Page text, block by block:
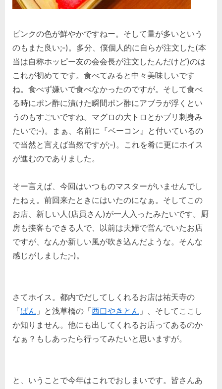
ピンクの色が鮮やかですねー。そして量が多いという
のもまた良い;-)。多分、僕個人的に自らが注文した(本
当は自称ホッピー友の会会長が注文したんだけど)のは
これが初めてです。食べてみると中々美味しいです
ね。食べず嫌いで食べなかったのですが。そして食べ
る時にポン酢に漬けた瞬間ポン酢にアブラが浮くとい
うのもすごいですね。マグロの大トロとかブリ刺身み
たいで;-)。まぁ、名前に『ベーコン』と付いているの
で当然と言えば当然ですが;-)。これを肴に更にホイス
が進むのでありました。
そー言えば、今回はいつものマスターがいませんでし
たねぇ。前回来たときにはいたのになぁ。そしてこの
お店、新しい人(店員さん)が一人入ったみたいです。厨
房も接客もできる人で、以前は夫婦で営んでいたお店
ですが、なんか新しい風が吹き込んだような。そんな
感じがしました;-)。
さてホイス。都内でだしてしくれるお店は祐天寺の
「ばん 」と浅草橋の「西口やきとん 」、そしてここし
か知りません。他にも出してくれるお店ってあるのか
なぁ？もしあったら行ってみたいと思いますが。
と、いうことで今年はこれでおしまいです。皆さんあ